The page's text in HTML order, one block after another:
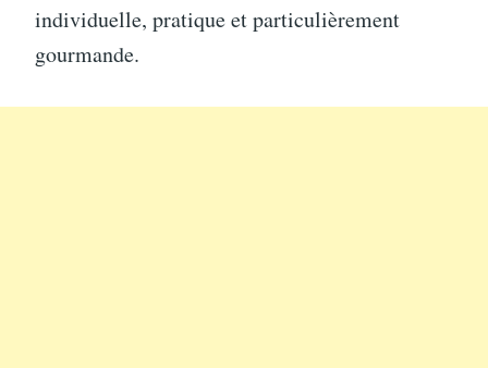
individuelle, pratique et particulièrement
gourmande.